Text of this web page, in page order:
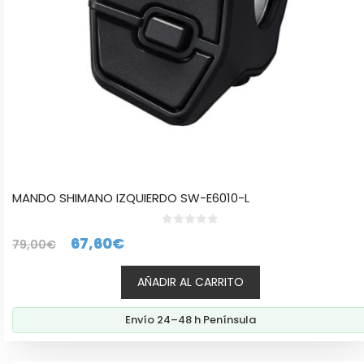
MANDO SHIMANO IZQUIERDO SW-E6010-L
79,00€
El
era:
79,00€.
67,60€El
precio
actual
es:
67,60€.
AÑADIR AL CARRITO
Envío 24–48 h Península